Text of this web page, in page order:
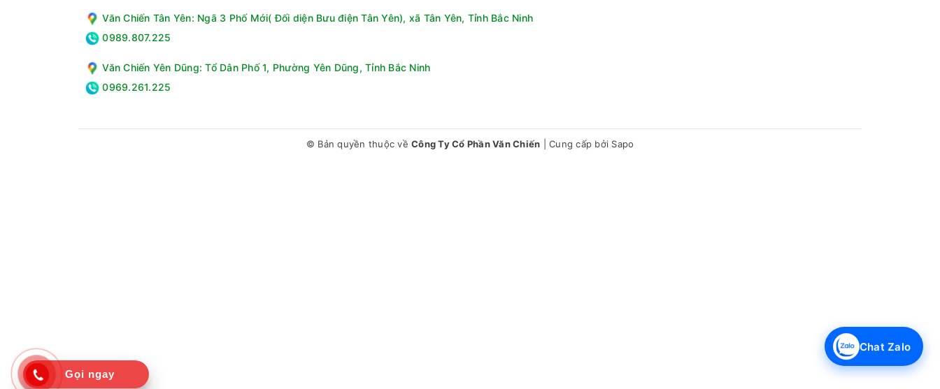
Gọi ngay
Chat Zalo
Văn Chiến Tân Yên: Ngã 3 Phố Mới( Đối diện Bưu điện Tân Yên), xã Tân Yên, Tỉnh Bắc Ninh
0989.807.225
Văn Chiến Yên Dũng: Tổ Dân Phố 1, Phường Yên Dũng, Tỉnh Bắc Ninh
0969.261.225
© Bản quyền thuộc về Công Ty Cổ Phần Văn Chiến Cung cấp bởi Sapo